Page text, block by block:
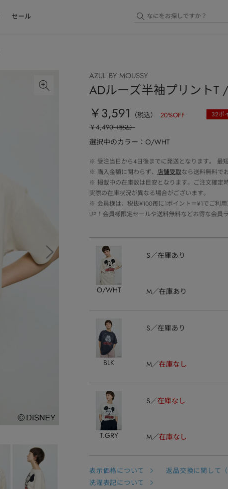
セール
AZUL BY MOUSSY
ADルーズ半袖プリントT
￥3,591
（税込） 20%OFF 32ポ
￥4,490（税込）
選択中のカラー：O/WHT
※ 受注当日から4日後までに発送となります。 最
※ 購入金額に関わらず、 店舗受取なら送料無料で
※ 掲載中の在庫数は目安となります。ご注文確定
実際の在庫状況が異なる場合がございます。
※ 会員様は、税抜¥100毎に1ポイント＝¥1でご利
UP！会員様限定セールや送料無料などお得な会員
O/WHT
S 在庫あり
M 在庫あり
BLK
S 在庫あり
M 在庫なし
T.GRY
S 在庫なし
M 在庫なし
表示価格について 返品交換に関して（
洗濯表記について